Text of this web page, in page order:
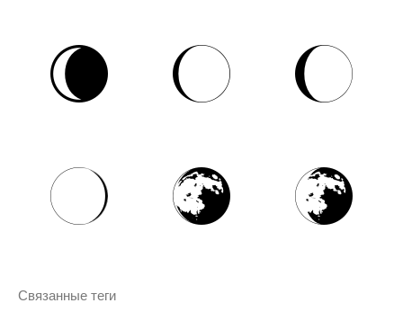
Связанные теги